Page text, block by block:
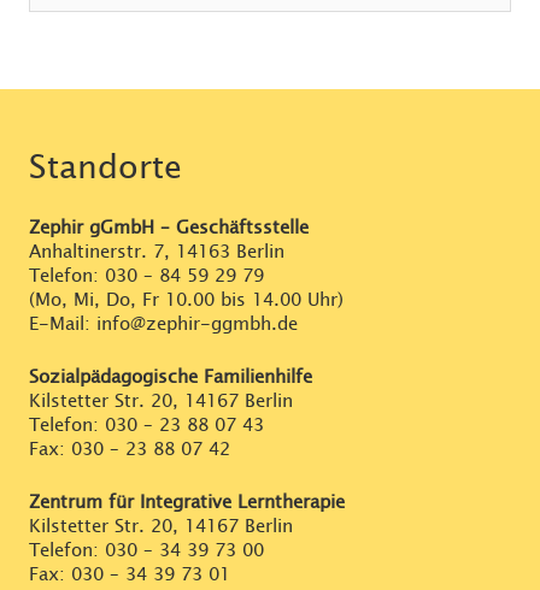
Standorte
Zephir gGmbH – Geschäftsstelle
Anhaltinerstr. 7, 14163 Berlin
Telefon: 030 – 84 59 29 79
(Mo, Mi, Do, Fr 10.00 bis 14.00 Uhr)
E-Mail: info@zephir-ggmbh.de
Sozialpädagogische Familienhilfe
Kilstetter Str. 20, 14167 Berlin
Telefon: 030 – 23 88 07 43
Fax: 030 – 23 88 07 42
Zentrum für Integrative Lerntherapie
Kilstetter Str. 20, 14167 Berlin
Telefon: 030 – 34 39 73 00
Fax: 030 – 34 39 73 01